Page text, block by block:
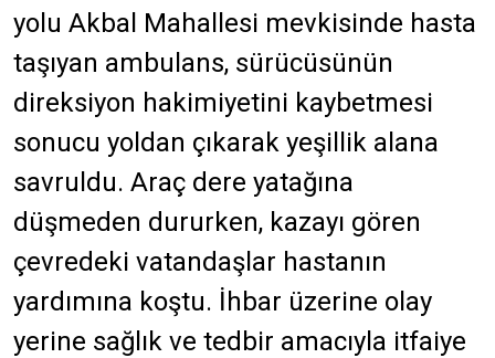
yolu Akbal Mahallesi mevkisinde hasta
taşıyan ambulans, sürücüsünün
direksiyon hakimiyetini kaybetmesi
sonucu yoldan çıkarak yeşillik alana
savruldu. Araç dere yatağına
düşmeden dururken, kazayı gören
çevredeki vatandaşlar hastanın
yardımına koştu. İhbar üzerine olay
yerine sağlık ve tedbir amacıyla itfaiye